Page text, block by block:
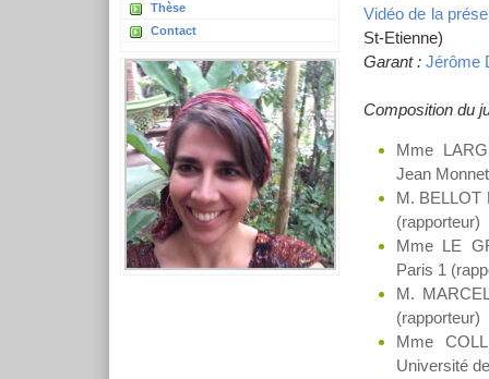
Thèse
Contact
Vidéo de la
St-Etienne)
Garant : Jérôme
Composition du
Mme
Jean
M. BELLOT
(rapporteur)
Mme LE
Paris 1
M.
(rapporteur)
Mme
Université